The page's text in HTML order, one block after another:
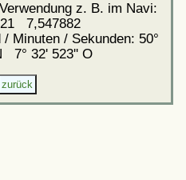
z. B. im Navi:
7,547882
Minuten / Sekunden: 50°
7° 32' 523'' O